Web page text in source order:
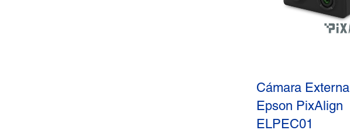
Cámara Externa
Epson PixAlign
ELPEC01